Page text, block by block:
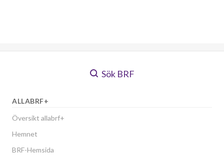
Sök BRF
ALLABRF+
Översikt allabrf+
Hemnet
BRF-Hemsida